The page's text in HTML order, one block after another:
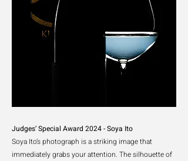
Judges’ Special Award 2024 - Soya Ito
Soya Ito’s photograph is a striking image that
immediately grabs your attention. Thesilhouette of